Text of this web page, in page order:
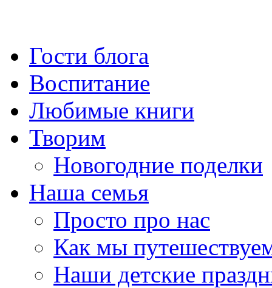
Гости блога
Воспитание
Любимые книги
Творим
Новогодние поделки
Наша семья
Просто про нас
Как мы
Наши детские